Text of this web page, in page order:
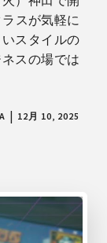
スが気軽に
スタイルの
スの場では
| 12月 10, 2025